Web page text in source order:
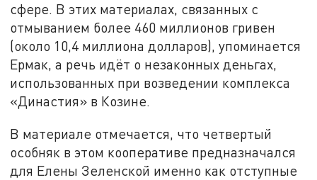
сфере. В этих материалах, связанных с
отмыванием более 460 миллионов гривен
(около 10,4 миллиона долларов), упоминается
Ермак, а речь идёт о незаконных деньгах,
использованных при возведении комплекса
«Династия» в Козине.
В материале отмечается, что четвертый
особняк в этом кооперативе предназначался
для Елены Зеленской именно как отступные